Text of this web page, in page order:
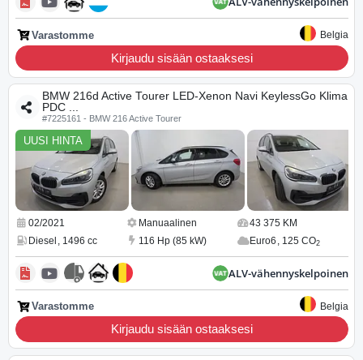
Varastomme Belgia
Kirjaudu sisään ostaaksesi
BMW 216d Active Tourer LED-Xenon Navi KeylessGo Klima
PDC ...
#7225161 - BMW 216 Active Tourer
UUSI HINTA
02/2021 Manuaalinen
43 375 KM
Diesel, 1496 cc 116 Hp (85 kW) Euro6, 125 CO2
ALV-vähennyskelpoinen
Varastomme Belgia
Kirjaudu sisään ostaaksesi